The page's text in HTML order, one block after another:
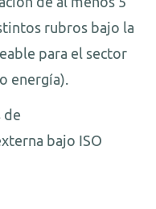
rubros bajo la
para el sector
energía).
de
bajo ISO